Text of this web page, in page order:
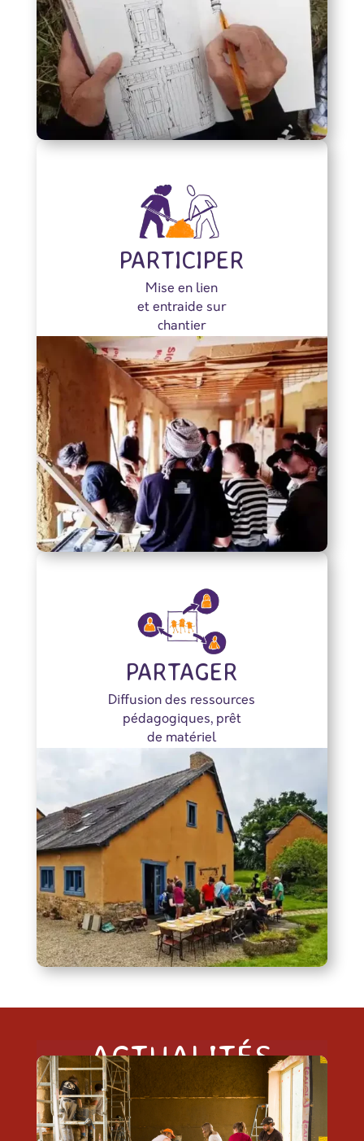
PARTICIPER
Mise en lien
et entraide sur
chantier
PARTAGER
Diffusion des ressources
pédagogiques, prêt
de matériel
ACTUALITÉS